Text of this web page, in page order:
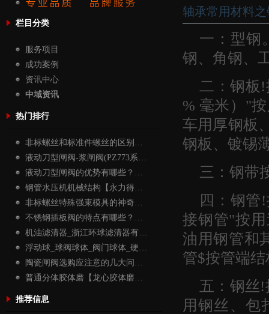
栏目分类
服务项目
成功案例
资讯中心
中域资讯
热门排行
非标螺丝和标准件螺丝的区别…
液动刀型闸阀-浆闸阀(PZ773系…
液动刀型闸阀的优势有哪些？…
钢管水压机机械结构【永力得…
非标螺丝特殊强束模具的神奇…
不锈钢插板阀的特点有哪些？…
机油滤清器_浙江环球滤清器有…
浮动球_球阀球体_阀门球体_硬…
陶瓷闸阀选购应注意的几大问…
普通分体胶体磨【龙心胶体磨…
推荐信息
轴承常用材料
一：型钢
钢、角钢、
二：钢板
% 毫米）"
车用厚钢板
钢板、镀锡
三：钢带
四：钢管
接钢管"按
油用钢管和
管$按管端
五：钢丝
用钢丝、包